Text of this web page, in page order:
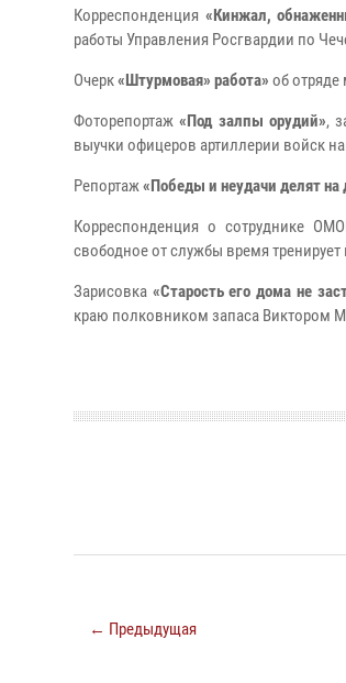
Корреспонденция «Кинжал,
работы Управления Росгвардии по
Очерк«Штурмовая» работа» об
Фоторепортаж «Под залпы орудий»,
выучки офицеров артиллерии войск
Репортаж«Победы и неудачи делят на
Корреспонденция о сотруднике
свободное от службы время
Зарисовка «Старость его дома не
краю полковником запаса Виктором
← Предыдущая